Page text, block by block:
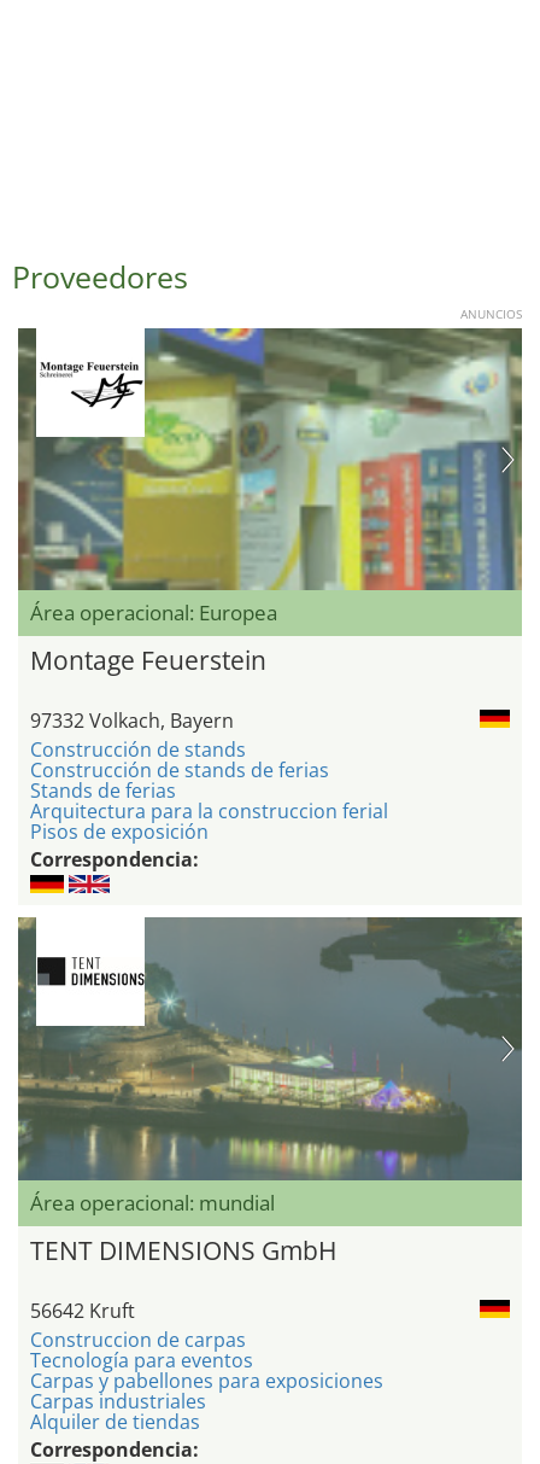
Proveedores
ANUNCIOS
Área operacional: Europea
Montage Feuerstein
97332 Volkach, Bayern
Construcción de stands
Construcción de stands de ferias
Stands de ferias
Arquitectura para la construccion ferial
Pisos de exposición
Correspondencia:
Área operacional: mundial
TENT DIMENSIONS GmbH
56642 Kruft
Construccion de carpas
Tecnología para eventos
Carpas y pabellones para exposiciones
Carpas industriales
Alquiler de tiendas
Correspondencia: